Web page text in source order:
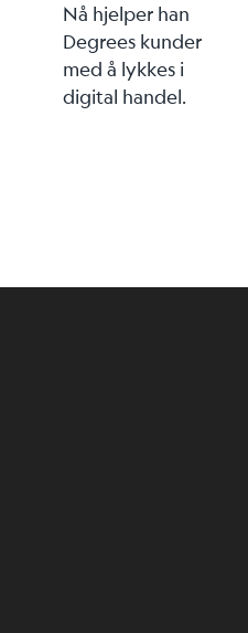
Nå hjelper han
Degrees kunder
med å lykkes i
digital handel.